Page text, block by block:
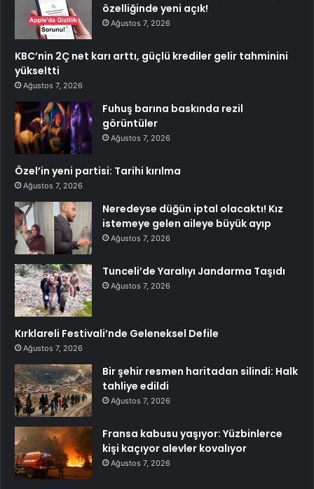
özelliğinde yeni açık!
Ağustos 7, 2026
KBC’nin 2Ç net karı arttı, güçlü krediler gelir tahminini
yükseltti
Ağustos 7, 2026
Fuhuş barına baskında rezil
görüntüler
Ağustos 7, 2026
Özel’in yeni partisi: Tarihi kırılma
Ağustos 7, 2026
Neredeyse düğün iptal olacaktı! Kız
istemeye gelen aileye büyük ayıp
Ağustos 7, 2026
Tunceli’de Yaralıyı Jandarma Taşıdı
Ağustos 7, 2026
Kırklareli Festivali’nde Geleneksel Defile
Ağustos 7, 2026
Bir şehir resmen haritadan silindi: Halk
tahliye edildi
Ağustos 7, 2026
Fransa kabusu yaşıyor: Yüzbinlerce
kişi kaçıyor alevler kovalıyor
Ağustos 7, 2026